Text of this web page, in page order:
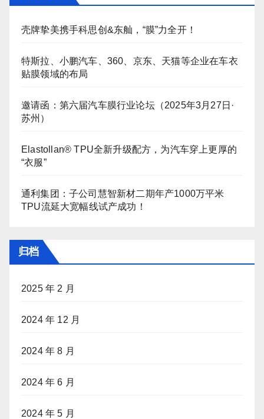
壳牌挚美携手科思创&东舢，“膜”力全开！
特斯拉、小鹏汽车、360、京东、天猫等企业在车衣
贴膜领域的布局
邀请函：第六届汽车膜行业论坛（2025年3月27日·
苏州）
Elastollan® TPU全新升级配方，为汽车穿上更厚的
“衣服”
通利集团：子公司慧智新材二期年产1000万平米
TPU流延大宽幅线试产成功！
归档
2025 年 2 月
2024 年 12 月
2024 年 8 月
2024 年 6 月
2024 年 5 月